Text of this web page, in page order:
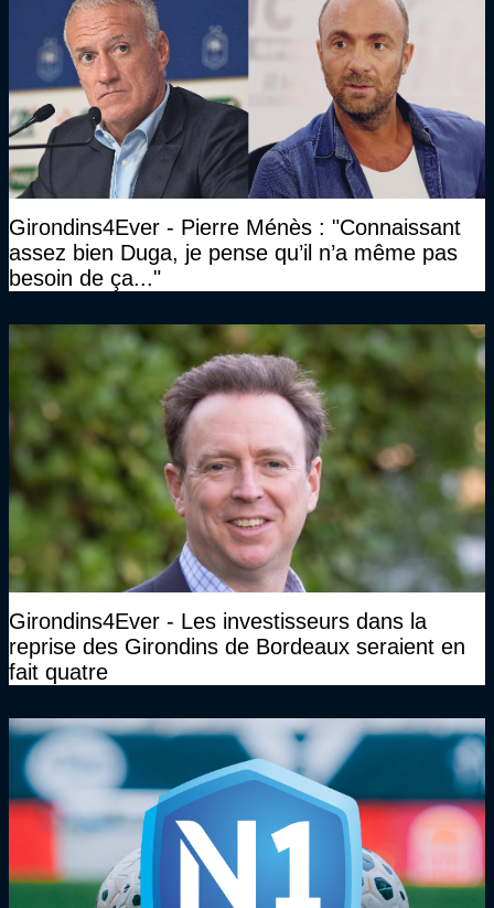
Girondins4Ever - Pierre Ménès : "Connaissant
assez bien Duga, je pense qu’il n’a même pas
besoin de ça..."
Girondins4Ever - Les investisseurs dans la
reprise des Girondins de Bordeaux seraient en
fait quatre